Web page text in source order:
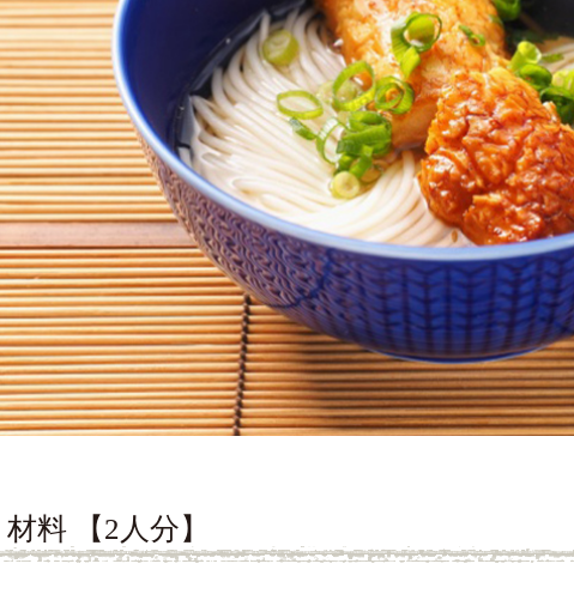
材料 【2人分】